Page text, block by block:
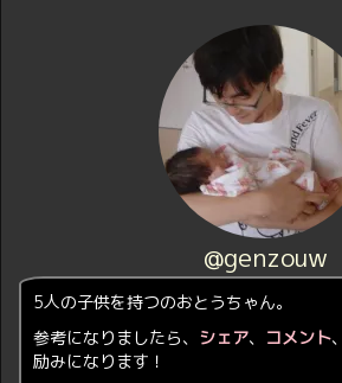
@genzouw
5人の子供を持つのおとうちゃん。
参考になりましたら、 シェア、 コメント、
励みになります！